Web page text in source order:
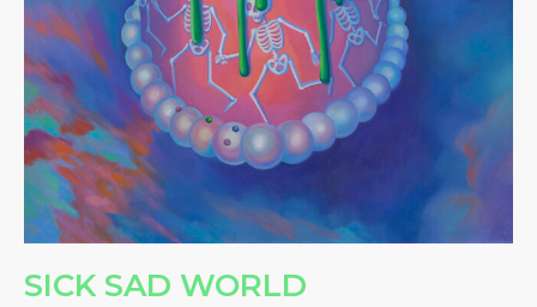
SICK SAD WORLD